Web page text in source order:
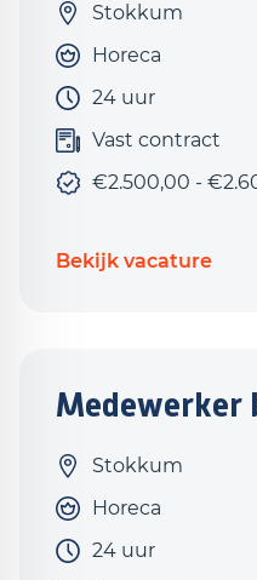
Stokkum
Horeca
24 uur
Vast contract
€2.500,00 -
Bekijk vacature
Medewerker
Stokkum
Horeca
24 uur